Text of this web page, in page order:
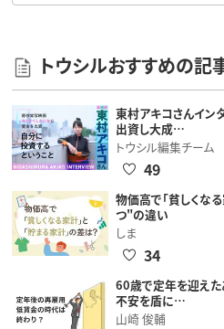
トウシルおすすめの記
東村アキコさんイン
出資し大成…
トウシル編集チーム
49
物価高で「貧しくな
つ"の違い
しま
34
60歳で定年を迎え
不安を盾に…
山崎 俊輔